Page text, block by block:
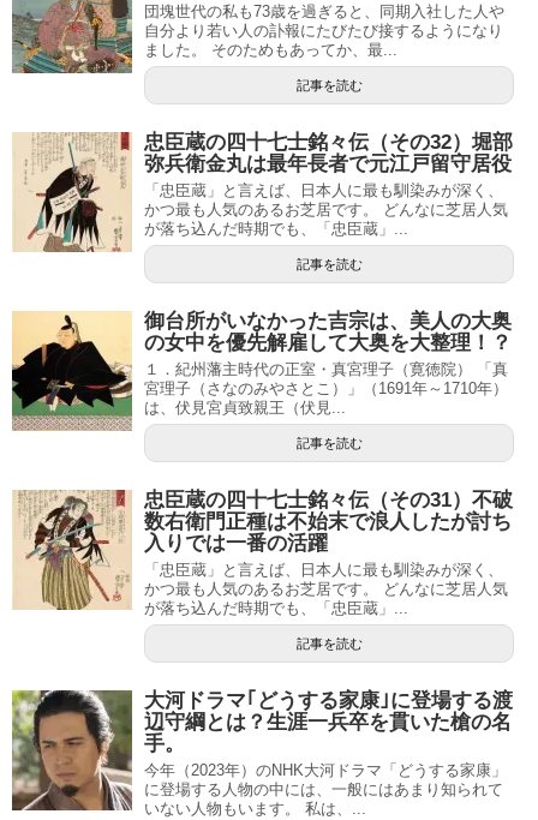
団塊世代の私も73歳を過ぎると、同期入社した人や
自分より若い人の訃報にたびたび接するようになり
ました。 そのためもあってか、最...
記事を読む
忠臣蔵の四十七士銘々伝（その32）堀部
弥兵衛金丸は最年長者で元江戸留守居役
「忠臣蔵」と言えば、日本人に最も馴染みが深く、
かつ最も人気のあるお芝居です。 どんなに芝居人気
が落ち込んだ時期でも、「忠臣蔵」...
記事を読む
御台所がいなかった吉宗は、美人の大奥
の女中を優先解雇して大奥を大整理！？
１．紀州藩主時代の正室・真宮理子（寛徳院） 「真
宮理子（さなのみやさとこ）」（1691年～1710年）
は、伏見宮貞致親王（伏見...
記事を読む
忠臣蔵の四十七士銘々伝（その31）不破
数右衛門正種は不始末で浪人したが討ち
入りでは一番の活躍
「忠臣蔵」と言えば、日本人に最も馴染みが深く、
かつ最も人気のあるお芝居です。 どんなに芝居人気
が落ち込んだ時期でも、「忠臣蔵」...
記事を読む
大河ドラマ｢どうする家康｣に登場する渡
辺守綱とは？生涯一兵卒を貫いた槍の名
手。
今年（2023年）のNHK大河ドラマ「どうする家康」
に登場する人物の中には、一般にはあまり知られて
いない人物もいます。 私は、...